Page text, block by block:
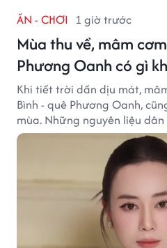
ĂN - CHƠI 1 giờ trước
Mùa thu về, mâm
Phương Oanh có gì
Khi tiết trời dần dịu mát,
Bình - quê Phương Oanh,
mùa. Những nguyên liệu
tạo nên hương vị bình dị